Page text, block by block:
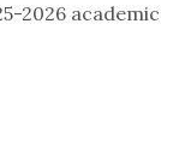
2026 academic